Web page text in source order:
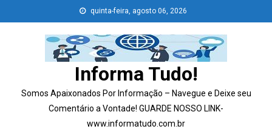
to
quinta-feira, agosto 06, 2026
Informa Tudo!
Somos Apaixonados Por Informação – Navegue e Deixe seu
Comentário a Vontade! GUARDE NOSSO LINK-
www.informatudo.com.br